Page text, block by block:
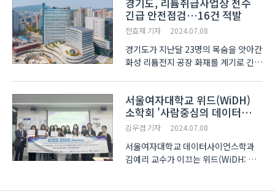
제한, 선정성의 지양 순) 광고 3대
위반조항이 96% 차지 (부당한 표현,
광고와 기사의 구분, 오..
긴급 안전점검…16건 적발
전효재 기자 2024.07.08
경기도가 지난달 23명의 목숨을 앗아간
화성 리튬전지 공장 화재를 계기로 긴급
4일까지 도내 48개 리튬 취급업소 전수
대상 안전 점검을 실시했다고 7일
밝혔다. ..
서울여자대학교 위드(WiDH)
소학회 '사람중심의 데이터
분석의 도전'
김우겸 기자 2024.07.08
서울여자대학교 데이터사이언스학과
김예리 교수가 이끄는 위드(WiDH: We